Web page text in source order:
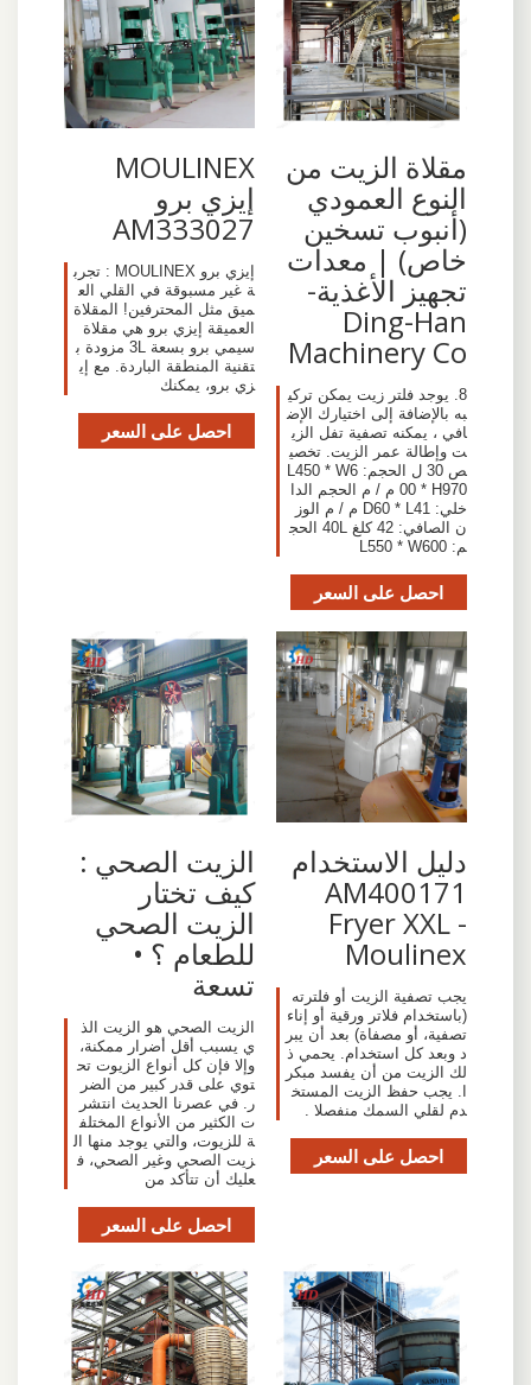
مقلاة الزيت من
النوع العمودي
(أنبوب تسخين
خاص) | معدات
تجهيز الأغذية-
Ding-Han
Machinery Co
8. يوجد فلتر زيت يمكن تركي
به بالإضافة إلى اختيارك الإض
افي ، يمكنه تصفية تفل الزي
ت وإطالة عمر الزيت. تخصي
ص 30 ل الحجم: L450 * W6
00 * H970 م / م الحجم الدا
خلي: D60 * L41 م / م الوز
ن الصافي: 42 كلغ 40L الحج
م: L550 * W600
احصل على السعر
MOULINEX
إيزي برو
AM333027
إيزي برو MOULINEX : تجرب
ة غير مسبوقة في القلي الع
ميق مثل المحترفين! المقلاة
العميقة إيزي برو هي مقلاة
سيمي برو بسعة 3L مزودة ب
تقنية المنطقة الباردة. مع إي
زي برو، يمكنك
احصل على السعر
دليل الاستخدام
AM400171
Fryer XXL -
Moulinex
يجب تصفية الزيت أو فلترته
(باستخدام فلاتر ورقية أو إناء
تصفية، أو مصفاة) بعد أن يبر
د وبعد كل استخدام. يحمي ذ
لك الزيت من أن يفسد مبكر
ا. يجب حفظ الزيت المستخ
دم لقلي السمك منفصلا .
احصل على السعر
الزيت الصحي :
كيف تختار
الزيت الصحي
للطعام ؟ •
تسعة
الزيت الصحي هو الزيت الذ
ي يسبب أقل أضرار ممكنة،
وإلا فإن كل أنواع الزيوت تح
توي على قدر كبير من الضر
ر. في عصرنا الحديث انتشر
ت الكثير من الأنواع المختلف
ة للزيوت، والتي يوجد منها ال
زيت الصحي وغير الصحي، ف
عليك أن تتأكد من
احصل على السعر